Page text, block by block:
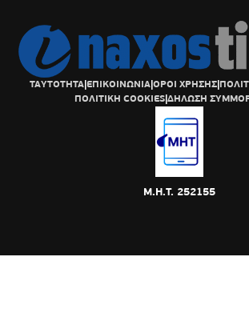
ΤΑΥΤΟΤΗΤΑ|ΕΠΙΚΟΙΝΩΝΙΑ|ΟΡΟΙ ΧΡΗΣΗΣ|
ΠΟΛΙΤΙΚΗ COOKIES|ΔΗΛΩΣΗ
Μ.Η.Τ. 252155